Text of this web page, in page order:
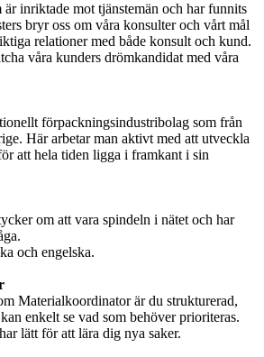
inriktade mot tjänstemän och har funnits
bryr oss om våra konsulter och vårt mål
relationer med både konsult och kund.
våra kunders drömkandidat med våra
förpackningsindustribolag som från
Här arbetar man aktivt med att utveckla
att hela tiden ligga i framkant i sin
om att vara spindeln i nätet och har
och engelska.
Materialkoordinator är du strukturerad,
enkelt se vad som behöver prioriteras.
lätt för att lära dig nya saker.